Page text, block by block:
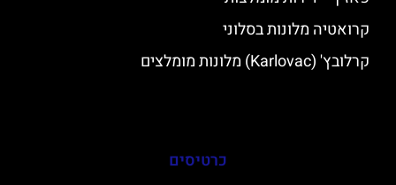
קרואטיה מלונות בסלוני
קרלובץ' (Karlovac) מלונות מומלצים
כרטיסים